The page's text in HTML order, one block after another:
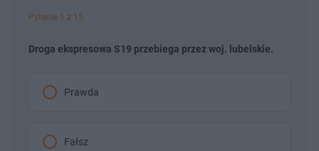
Pytanie 1 z 15
Droga ekspresowa S19 przebiega przez woj. lubelskie.
Prawda
Fałsz